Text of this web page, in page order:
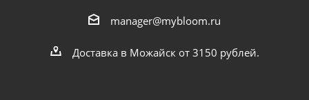
manager@mybloom.ru
Доставка в Можайск от 3150 рублей.